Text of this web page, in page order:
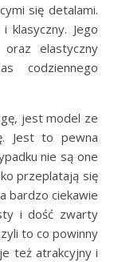
się detalami.
Jego
oraz elastyczny
codziennego
jest model ze
Jest to pewna
nie są one
przeplatają się
bardzo ciekawie
i dość zwarty
to co powinny
też atrakcyjny i